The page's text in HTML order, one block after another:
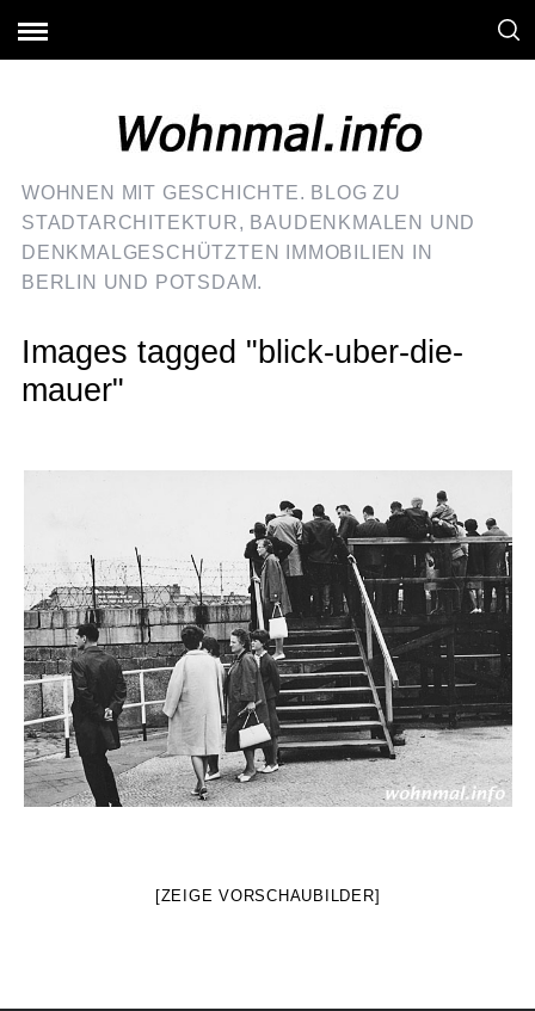
WOHNEN MIT GESCHICHTE. BLOG ZU
STADTARCHITEKTUR, BAUDENKMALEN UND
DENKMALGESCHÜTZTEN IMMOBILIEN IN
BERLIN UND POTSDAM.
Images tagged "blick-uber-die-
mauer"
[ZEIGE VORSCHAUBILDER]